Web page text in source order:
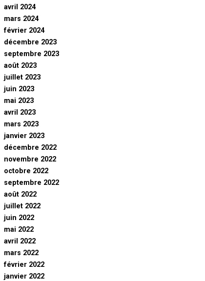
avril 2024
mars 2024
février 2024
décembre 2023
septembre 2023
août 2023
juillet 2023
juin 2023
mai 2023
avril 2023
mars 2023
janvier 2023
décembre 2022
novembre 2022
octobre 2022
septembre 2022
août 2022
juillet 2022
juin 2022
mai 2022
avril 2022
mars 2022
février 2022
janvier 2022